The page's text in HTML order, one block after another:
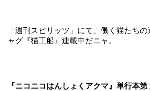
「週刊スピリッツ」にて、働く猫たち
ャグ『猫工船』連載中だニャ。
『ニコニコはんしょくアクマ』単行本